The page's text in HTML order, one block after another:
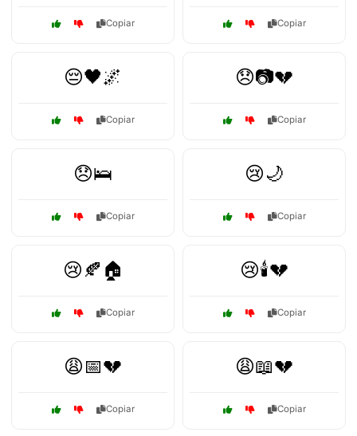
Copiar Copiar
😔🖤🌌
Copiar
😞📷💔
Copiar
😞🛌
Copiar
😢🌙
Copiar
😢🍂🏠
Copiar
😢🕯️💔
Copiar
😩📅💔
Copiar
😩📖💔
Copiar